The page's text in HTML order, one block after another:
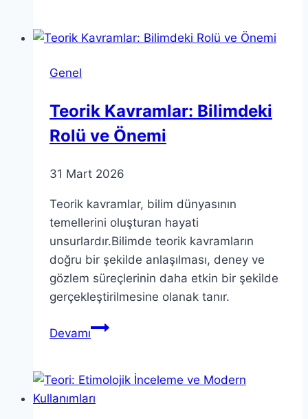
Pratik
Genel
Teorik Kavramlar: Bilimdeki
Rolü ve Önemi
31 Mart 2026
Teorik kavramlar, bilim dünyasının
temellerini oluşturan hayati
unsurlardır.Bilimde teorik kavramların
doğru bir şekilde anlaşılması, deney ve
gözlem süreçlerinin daha etkin bir şekilde
gerçekleştirilmesine olanak tanır.
DevamıTeorik
Rolü
ve